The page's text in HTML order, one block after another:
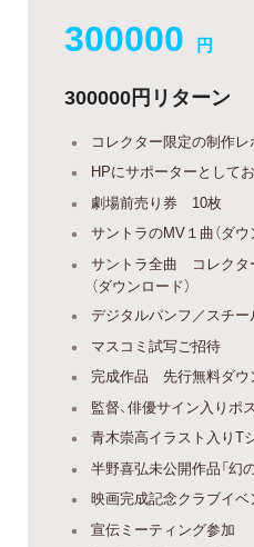
300000 円
300000円リターン
コレクター限定の制作
HPにサポーターとして
劇場前売り券 10枚
サントラのMV１曲（ダウ
サントラ全曲 コレクタ
（ダウンロード）
デジタルパンフ／スチー
マスコミ試写ご招待
完成作品 先行無料ダウ
監督、俳優サイン入りポ
青木崇高イラスト入りT
半野喜弘未公開作品「幻
映画完成記念クラブイベ
宣伝ミーティング参加